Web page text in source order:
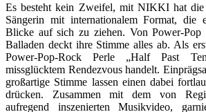
Es besteht kein Zweifel, mit NIKKI hat die
Sängerin mit internationalem Format, die
Blicke auf sich zu ziehen. Von Power-
Balladen deckt ihre Stimme alles ab. Als
Power-Pop-Rock Perle „Half Past
missglücktem Rendezvous handelt.
großartige Stimme lassen einen dabei
drücken. Zusammen mit dem von
aufregend inszenierten Musikvideo,